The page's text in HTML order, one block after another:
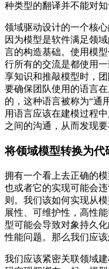
种类型的翻译并不能对
领域驱动设计的一个核
因为模型是软件满足领
言的构造基础。使用模
行所有的交流是都使用
享知识和推敲模型时，
要确保团队使用的语言
的，这种语言被称为“通
用语言应该在建模过程
之间的沟通，从而发现
将领域模型转换为代
拥有一个看上去正确的
也或者它的实现可能会
则。我们该如何实现从
展性、可维护性，高性
型可能会导致对象持久
性能问题。那么我们应该
我们应该紧密关联领域